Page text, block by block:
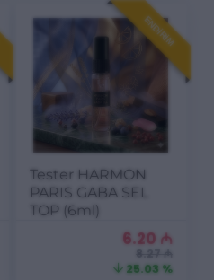
ENDIRIM
Tester HARMON
PARIS GABA SEL
TOP (6ml)
6.20 ₼
8.27 ₼
25.03 %